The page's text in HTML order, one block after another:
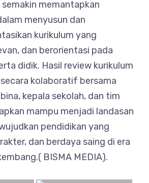
memantapkan
menyusun dan
kurikulum yang
dan berorientasi pada
didik. Hasil review kurikulum
kolaboratif bersama
kepala sekolah, dan tim
mampu menjadi landasan
pendidikan yang
dan berdaya saing di era
BISMA MEDIA).